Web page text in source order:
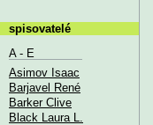
spisovatelé
A - E
Asimov Isaac
Barjavel René
Barker Clive
Black Laura L.